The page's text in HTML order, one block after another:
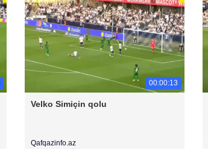
00:00:13
Velko Simiçin qolu
Qafqazinfo.az